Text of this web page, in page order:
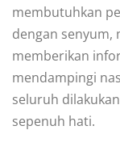
membutuhkan
dengan senyum,
memberikan
mendampingi
seluruh
sepenuh hati.